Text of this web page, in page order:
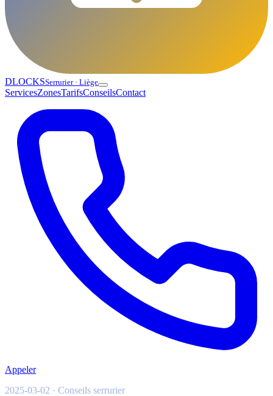
DLOCKSSerrurier · Liège
ServicesZonesTarifsConseilsContact
Appeler
2025-03-02 · Conseils serrurier